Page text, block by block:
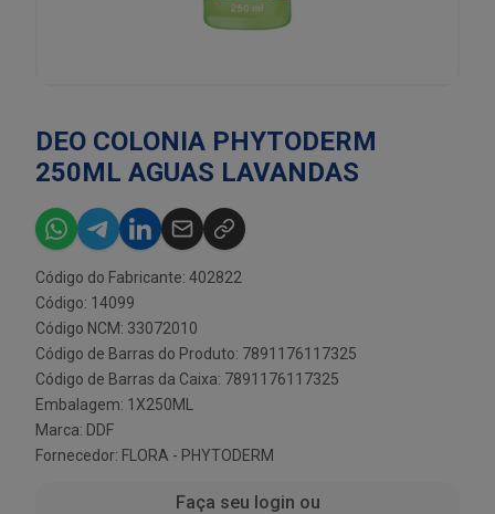
DEO COLONIA PHYTODERM
250ML AGUAS LAVANDAS
Código do Fabricante: 402822
Código: 14099
Código NCM: 33072010
Código de Barras do Produto: 7891176117325
Código de Barras da Caixa: 7891176117325
Embalagem: 1X250ML
Marca: DDF
Fornecedor: FLORA - PHYTODERM
Faça seu login ou